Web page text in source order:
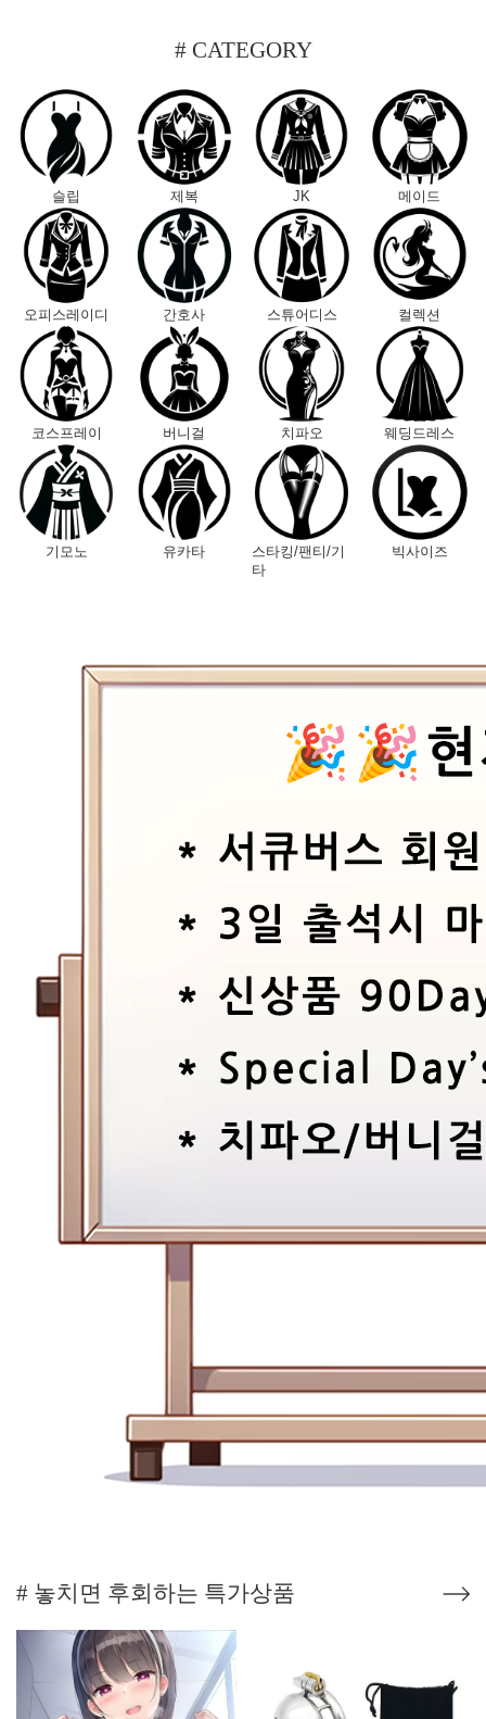
# CATEGORY
슬립 제복 JK 메이드
오피스레이디 간호사 스튜어디스 컬렉션
코스프레이 버니걸 치파오 웨딩드레스
기모노 유카타
스타킹/팬티/기
타
빅사이즈
# 놓치면 후회하는 특가상품